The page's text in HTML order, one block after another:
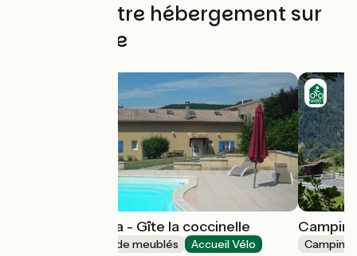
Trouvez votre hébergement sur
cette étape
Ferme la Molena - Gîte la coccinelle
Gîtes et locations de meublés Accueil Vélo